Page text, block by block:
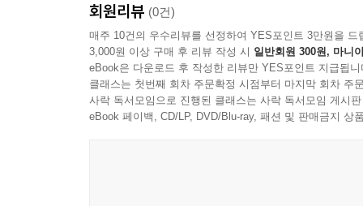
공저한 덕분에 그들의 배경과 주제에 대한 관점의
책은 다음과 같은 사안들에 천착한다:
- 학부모들의 학교 선택권
- 표준화시험
- 교원양성과정
회원리뷰 (0건)
매주 10건의 우수리뷰를 선정하여 YES포인트 3만원을 드
3,000원 이상 구매 후 리뷰 작성 시 일반회원 300원, 마니
eBook은 다운로드 후 작성한 리뷰만 YES포인트 지급됩니
클래스는 첫번째 회차 주문확정 시점부터 마지막 회차 주
사락 독서모임으로 진행된 클래스는 사락 독서모임 게시
eBook 페이백, CD/LP, DVD/Blu-ray, 패션 및 판매금지 상